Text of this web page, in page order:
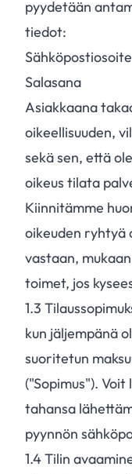
pyydetään
tiedot:
Sähköpostiosoite
Salasana
Asiakkaana
oikeellisuuden,
sekä sen, että
oikeus tilata
Kiinnitämme
oikeuden ryhtyä
vastaan,
toimet, jos
1.3
kun jäljempänä
suoritetun
("Sopimus").
tahansa
pyynnön
1.4Tilin